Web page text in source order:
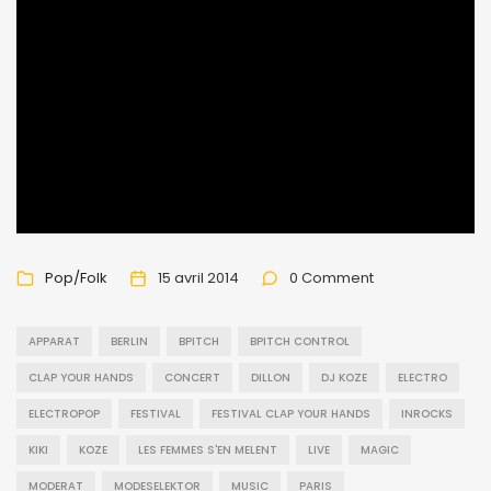
Pop/Folk 15 avril 2014 0 Comment
APPARAT BERLIN BPITCH BPITCH CONTROL
CLAP YOUR HANDS CONCERT DILLON DJ KOZE ELECTRO
ELECTROPOP FESTIVAL FESTIVAL CLAP YOUR HANDS INROCKS
KIKI KOZE LES FEMMES S'EN MELENT LIVE MAGIC
MODERAT MODESELEKTOR MUSIC PARIS